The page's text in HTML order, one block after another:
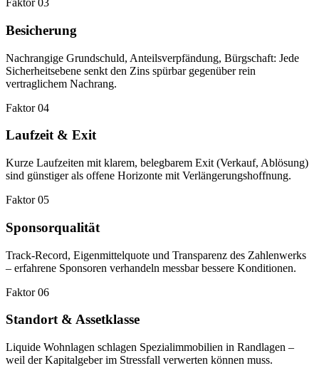
Faktor 03
Besicherung
Nachrangige Grundschuld, Anteilsverpfändung, Bürgschaft: Jede
Sicherheitsebene senkt den Zins spürbar gegenüber rein
vertraglichem Nachrang.
Faktor 04
Laufzeit & Exit
Kurze Laufzeiten mit klarem, belegbarem Exit (Verkauf, Ablösung)
sind günstiger als offene Horizonte mit Verlängerungshoffnung.
Faktor 05
Sponsorqualität
Track-Record, Eigenmittelquote und Transparenz des Zahlenwerks
– erfahrene Sponsoren verhandeln messbar bessere Konditionen.
Faktor 06
Standort & Assetklasse
Liquide Wohnlagen schlagen Spezialimmobilien in Randlagen –
weil der Kapitalgeber im Stressfall verwerten können muss.